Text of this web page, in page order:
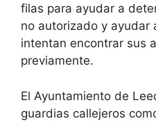
filas para ayudar a
no autorizado y ayudar
intentan encontrar sus
previamente.
El Ayuntamiento de
guardias callejeros